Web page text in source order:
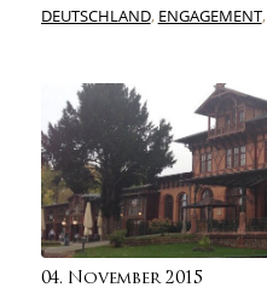
DEUTSCHLAND, ENGAGEMENT,
04. November 2015